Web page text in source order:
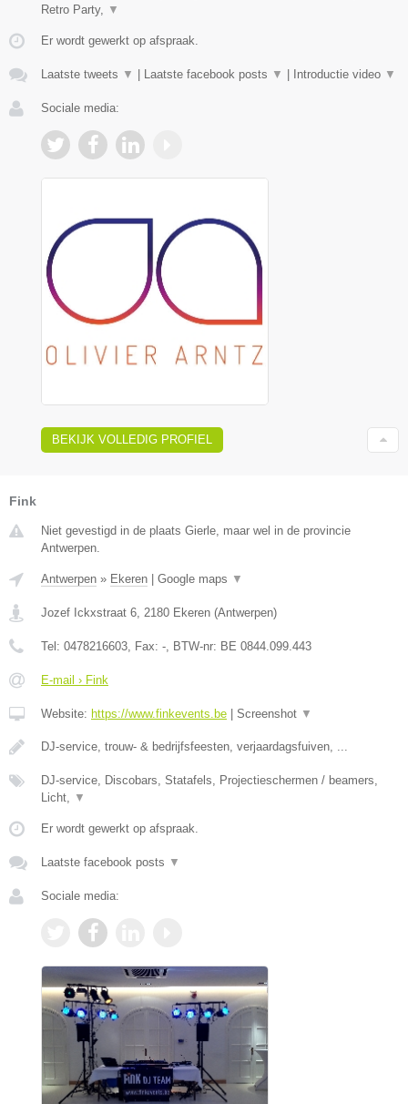
Retro Party,
▼
Er wordt gewerkt op afspraak.
Laatste tweets ▼ | Laatste facebook posts ▼ | Introductie video ▼
Sociale media:
BEKIJK VOLLEDIG PROFIEL
Fink
Niet gevestigd in de plaats Gierle, maar wel in de provincie
Antwerpen.
Antwerpen » Ekeren | Google maps ▼
Jozef Ickxstraat 6 2180 Ekeren (Antwerpen)
Tel: 0478216603 , Fax: - , BTW-nr: BE 0844.099.443
E-mail › Fink
Website: https://www.finkevents.be | Screenshot ▼
DJ-service, trouw- & bedrijfsfeesten, verjaardagsfuiven, ...
DJ-service, Discobars, Statafels, Projectieschermen / beamers,
Licht,
▼
Er wordt gewerkt op afspraak.
Laatste facebook posts ▼
Sociale media: